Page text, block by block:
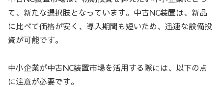
て、新たな選択肢となっています。中古NC装置は、新品
に比べて価格が安く、導入期間も短いため、迅速な設備投
資が可能です。
中小企業が中古NC装置市場を活用する際には、以下の点
に注意が必要です。